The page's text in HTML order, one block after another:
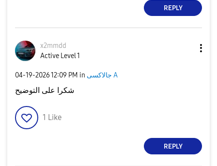
REPLY
x2mmdd
Active Level 1
‎04-19-202612:09 PM in جالاكسى A
شكرا على التوضيح
1 Like
REPLY